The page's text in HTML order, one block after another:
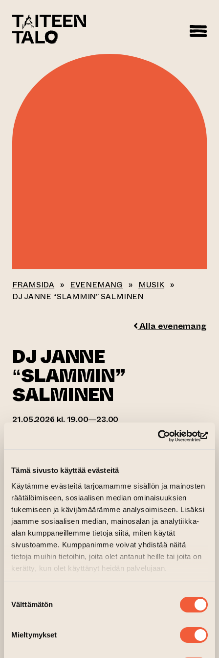
Tämä sivusto käyttää evästeitä
Käytämme evästeitä tarjoamamme sisällön ja mainosten
räätälöimiseen, sosiaalisen median ominaisuuksien
tukemiseen ja kävijämäärämme analysoimiseen. Lisäksi
jaamme sosiaalisen median, mainosalan ja analytiikka-
alan kumppaneillemme tietoja siitä, miten käytät
sivustoamme. Kumppanimme voivat yhdistää näitä
tietoja muihin tietoihin, joita olet antanut heille tai joita on
kerätty, kun olet käyttänyt heidän palvelujaan.
valinta
Välttämätön
Mieltymykset
FRAMSIDA » EVENEMANG » MUSIK »
DJ JANNE “SLAMMIN” SALMINEN
Alla evenemang
DJ JANNE
“SLAMMIN”
SALMINEN
21.05.2026 kl. 19.00—23.00